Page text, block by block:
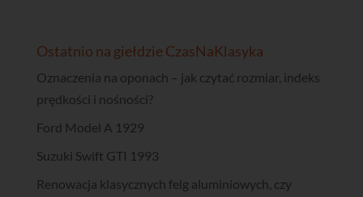
Ostatnio na giełdzie CzasNaKlasyka
Oznaczenia na oponach – jak czytać rozmiar, indeks
prędkości i nośności?
Ford Model A 1929
Suzuki Swift GTI 1993
Renowacja klasycznych felg aluminiowych, czy